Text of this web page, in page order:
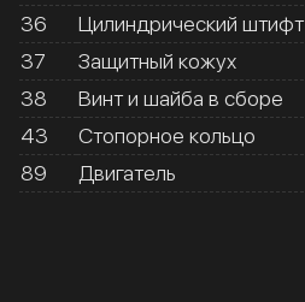
36
Цилиндрический штифт
37
Защитный кожух
38
Винт и шайба в сборе
43
Стопорное кольцо
89
Двигатель